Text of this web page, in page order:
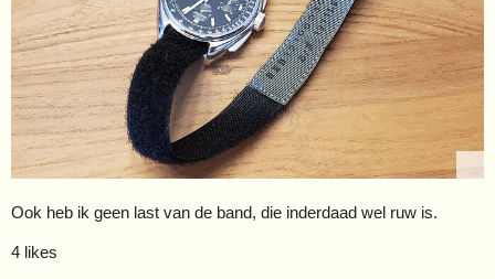
Ook heb ik geen last van de band, die inderdaad wel ruw is.
4 likes